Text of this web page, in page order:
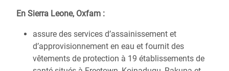
En Sierra Leone, Oxfam :
assure des services d’assainissement et
d’approvisionnement en eau et fournit des
vêtements de protection à 19 établissements de